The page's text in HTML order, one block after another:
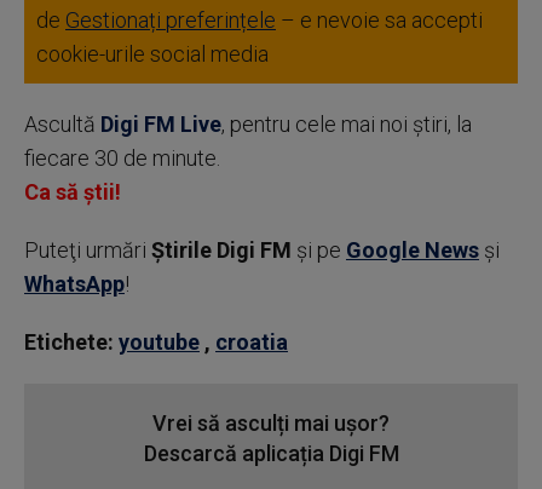
de Gestionați preferințele – e nevoie sa accepti
cookie-urile social media
Ascultă Digi FM Live, pentru cele mai noi știri, la
fiecare 30 de minute.
Ca să știi!
Puteţi urmări Știrile Digi FM şi pe Google News şi
WhatsApp!
Etichete: youtube , croatia
Vrei să asculți mai ușor?
Descarcă aplicația Digi FM